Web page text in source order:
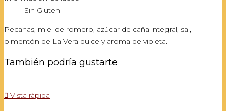
Sin Gluten
Pecanas, miel de romero, azúcar de caña integral, sal,
pimentón de La Vera dulce y aroma de violeta.
También podría gustarte
 Vista rápida